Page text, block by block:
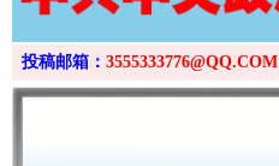
投稿邮箱： 3555333776@QQ.COM